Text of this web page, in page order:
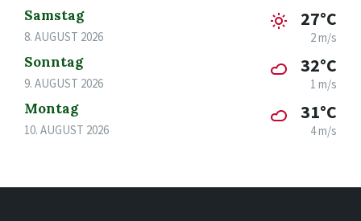
Samstag
8. AUGUST 2026
27°C
2 m/s
Sonntag
9. AUGUST 2026
32°C
1 m/s
Montag
10. AUGUST 2026
31°C
4 m/s